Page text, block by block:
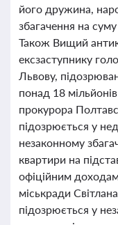
його дружина,
збагачення на
Також Вищий
ексзаступнику
Львову,
понад 18
прокурора
підозрюється у
незаконному
квартири на
офіційним
міськради
підозрюється у